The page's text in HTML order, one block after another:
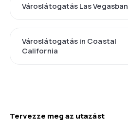
Városlátogatás Las Vegasban
Városlátogatás in Coastal
California
Tervezze meg az utazást